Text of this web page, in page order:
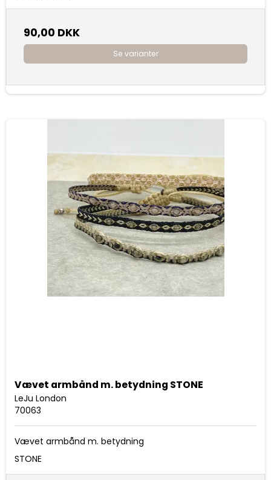
90,00 DKK
Se varianter
Vævet armbånd m. betydning STONE
LeJu London
70063
Vævet armbånd m. betydning
STONE